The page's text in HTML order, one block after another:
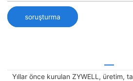
soruşturma
Yıllar önce kurulan ZYWELL, üretim,